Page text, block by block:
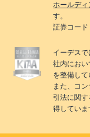
ホールデ
す。
証券コー
イーデスで
社内にお
を整備して
また、コ
引法に関す
得していま